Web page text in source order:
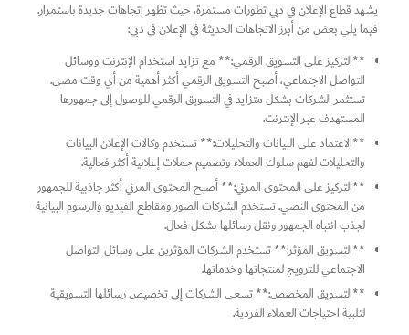
يشهد قطاع الإعلان في دبي تطورات مستمرة، حيث تظهر اتجاهات جديدة باستمرار.
فيما يلي بعض من أبرز الاتجاهات الحديثة في الإعلان في دبي:
**التركيز على التسويق الرقمي:** مع تزايد استخدام الإنترنت ووسائل
التواصل الاجتماعي، أصبح التسويق الرقمي أكثر أهمية من أي وقت مضى.
تستثمر الشركات بشكل متزايد في التسويق الرقمي للوصول إلى جمهورها
المستهدف عبر الإنترنت.
**الاعتماد على البيانات والتحليلات:** تستخدم وكالات الإعلان البيانات
والتحليلات لفهم سلوك العملاء وتصميم حملات إعلانية أكثر فعالية.
**التركيز على المحتوى المرئي:** أصبح المحتوى المرئي أكثر جاذبية للجمهور
من المحتوى النصي. تستخدم الشركات الصور ومقاطع الفيديو والرسوم البيانية
لجذب انتباه الجمهور ونقل رسائلها بشكل فعال.
**التسويق المؤثر:** تستخدم الشركات المؤثرين على وسائل التواصل
الاجتماعي للترويج لمنتجاتها وخدماتها.
**التسويق المخصص:** تسعى الشركات إلى تخصيص رسائلها التسويقية
لتلبية احتياجات العملاء الفردية.